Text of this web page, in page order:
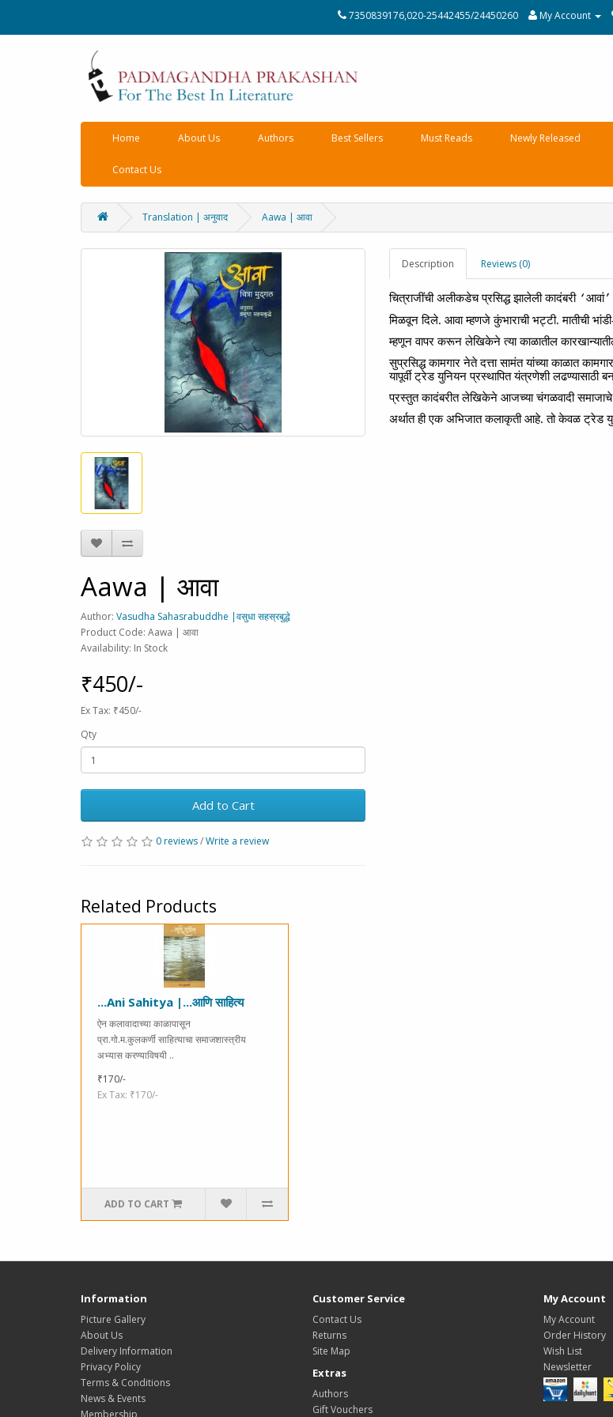
7350839176,020-25442455/24450260 My Account
Home About Us Authors Best Sellers Must Reads Newly Released
Contact Us
Translation | अनुवाद Aawa | आवा
Aawa | आवा
Author: Vasudha Sahasrabuddhe |वसुधा सहस्रबुद्धे
Product Code: Aawa | आवा
Availability: In Stock
₹450/-
Ex Tax: ₹450/-
Qty
Add to Cart
0 reviews/Write a review
Description Reviews (0)
चित्राजींची अलीकडेच प्रसिद्ध झालेली कादंबरी ‘आवां
मिळवून दिले. आवा म्हणजे कुंभाराची भट्टी. मातीची
म्हणून वापर करून लेखिकेने त्या काळातील
सुप्रसिद्ध कामगार नेते दत्ता सामंत यांच्या काळात कामगार
यापूर्वी ट्रेड युनियन प्रस्थापित यंत्रणेशी लढण्यासाठी
प्रस्तुत कादंबरीत लेखिकेने आजच्या चंगळवादी समाजाचे
अर्थात ही एक अभिजात कलाकृती आहे. तो केवळ ट्रेड
Related Products
...Ani Sahitya |...आणि साहित्य
ऐन कलावादाच्या काळापासून
प्रा.गो.म.कुलकर्णी साहित्याचा समाजशास्त्रीय
अभ्यास करण्याविषयी ..
₹170/-
Ex Tax: ₹170/-
ADD TO CART
Information
Picture Gallery
About Us
Delivery Information
Privacy Policy
Terms & Conditions
News & Events
Membership
Customer Service
Contact Us
Returns
Site Map
Extras
Authors
Gift Vouchers
My Account
My Account
Order History
Wish List
Newsletter